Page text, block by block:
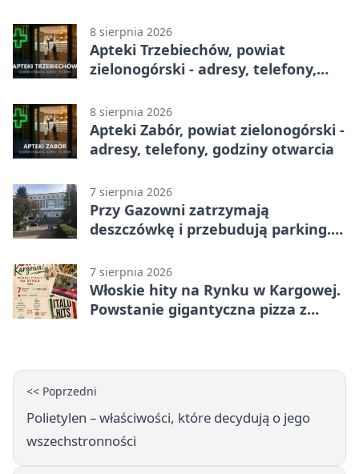
8 sierpnia 2026
Apteki Trzebiechów, powiat
zielonogórski - adresy, telefony,
8 sierpnia 2026
Apteki Zabór, powiat zielonogórski -
adresy, telefony, godziny otwarcia
7 sierpnia 2026
Przy Gazowni zatrzymają
deszczówkę i przebudują parking.
7 sierpnia 2026
Włoskie hity na Rynku w Kargowej.
Powstanie gigantyczna pizza z
<< Poprzedni
Polietylen – właściwości, które decydują o jego
wszechstronności